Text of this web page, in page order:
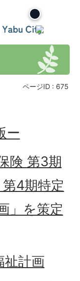
ページID : 675
ー
険 第3期
4期特定
」を策定
祉計画